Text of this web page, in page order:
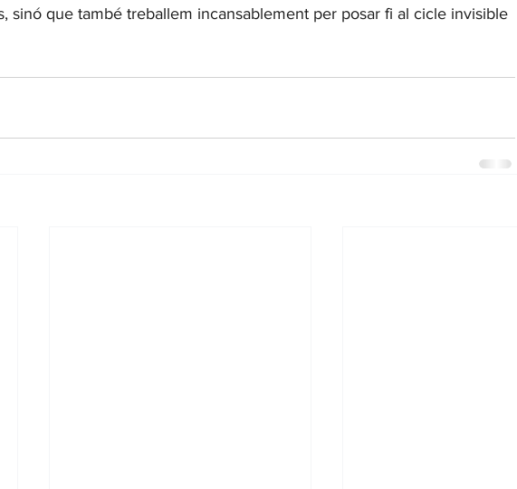
sinó que també treballem incansablement per posar fi al cicle invisible